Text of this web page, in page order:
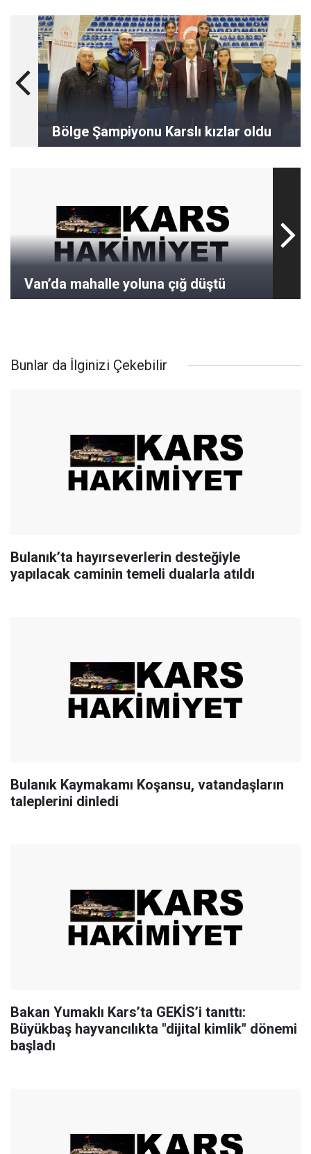
Bölge Şampiyonu Karslı kızlar oldu
Van’da mahalle yoluna çığ düştü
Bunlar da İlginizi Çekebilir
Bulanık’ta hayırseverlerin desteğiyle
yapılacak caminin temeli dualarla atıldı
Bulanık Kaymakamı Koşansu, vatandaşların
taleplerini dinledi
Bakan Yumaklı Kars’ta GEKİS’i tanıttı:
Büyükbaş hayvancılıkta "dijital kimlik" dönemi
başladı